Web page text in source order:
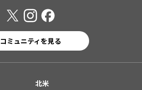
コミュニティを見る
北米